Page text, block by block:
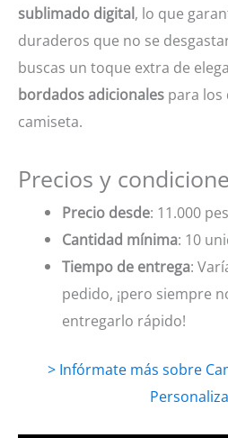
sublimado digital, lo que
duraderos que no se
buscas un toque extra de
bordados adicionales para los
camiseta.
Precios y
Precio desde: 11.000
Cantidad mínima: 10
Tiempo de entrega:
pedido, ¡pero siempre
entregarlo rápido!
> Infórmate más sobre